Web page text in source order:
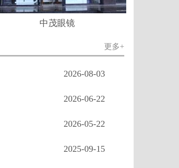
中茂眼镜
更多+
2026-08-03
2026-06-22
2026-05-22
2025-09-15